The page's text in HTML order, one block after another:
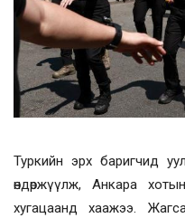
Туркийн эрх баригчид
өндөржүүлж, Анкара
хугацаанд хаажээ. Жагсаал